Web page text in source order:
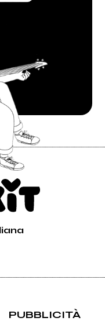
PUBBLICITÀ